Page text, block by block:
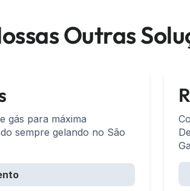
Outras
gás para máxima
sempre gelando no São